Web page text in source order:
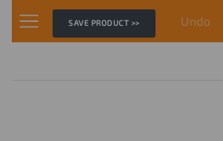
SAVE PRODUCT >> Undo